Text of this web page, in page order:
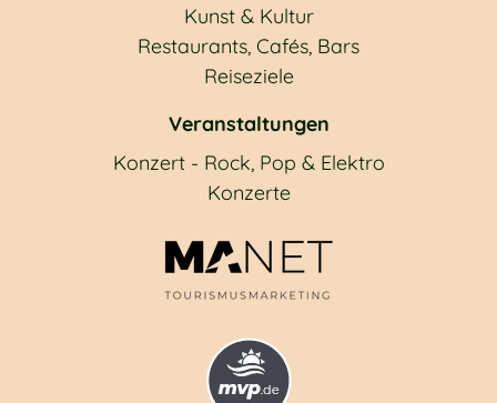
Kunst & Kultur
Restaurants, Cafés, Bars
Reiseziele
Veranstaltungen
Konzert - Rock, Pop & Elektro
Konzerte